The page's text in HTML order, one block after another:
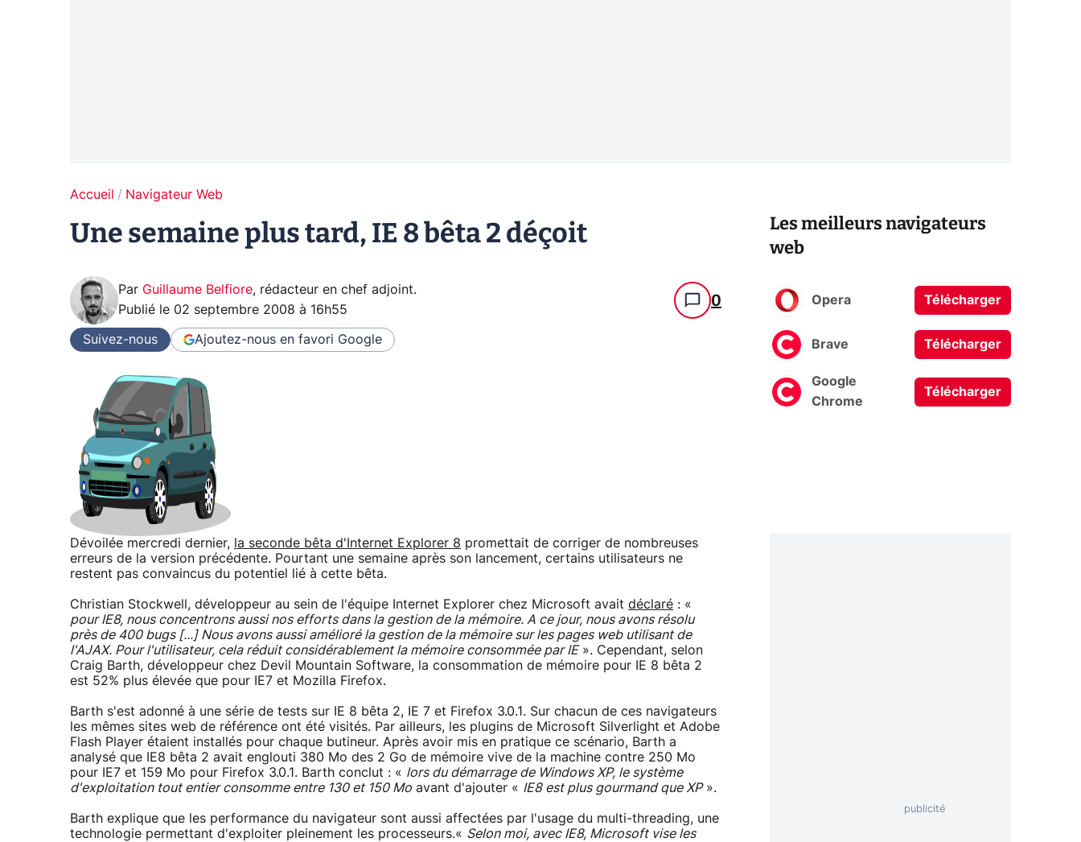
Accueil Navigateur Web
Une semaine plus tard, IE 8 bêta 2 déçoit
Par Guillaume Belfiore, rédacteur en chef adjoint.
Publié le 02 septembre 2008 à 16h55 0
Suivez-nous Ajoutez-nous en favori Google
Dévoilée mercredi dernier, la seconde bêta d'Internet Explorer 8 promettait de corriger de nombreuses
erreurs de la version précédente. Pourtant une semaine après son lancement, certains utilisateurs ne
restent pas convaincus du potentiel lié à cette bêta.
Christian Stockwell, développeur au sein de l'équipe Internet Explorer chez Microsoft avait déclaré : «
pour IE8, nous concentrons aussi nos efforts dans la gestion de la mémoire. A ce jour, nous avons résolu
près de 400 bugs [...] Nous avons aussi amélioré la gestion de la mémoire sur les pages web utilisant de
l'AJAX. Pour l'utilisateur, cela réduit considérablement la mémoire consommée par IE». Cependant, selon
Craig Barth, développeur chez Devil Mountain Software, la consommation de mémoire pour IE 8 bêta 2
est 52% plus élevée que pour IE7 et Mozilla Firefox.
Barth s'est adonné à une série de tests sur IE 8 bêta 2, IE 7 et Firefox 3.0.1. Sur chacun de ces navigateurs
les mêmes sites web de référence ont été visités. Par ailleurs, les plugins de Microsoft Silverlight et Adobe
Flash Player étaient installés pour chaque butineur. Après avoir mis en pratique ce scénario, Barth a
analysé que IE8 bêta 2 avait englouti 380 Mo des 2 Go de mémoire vive de la machine contre 250 Mo
pour IE7 et 159 Mo pour Firefox 3.0.1. Barth conclut : « lors du démarrage de Windows XP, le système
d'exploitation tout entier consomme entre 130 et 150 Mo avant d'ajouter « IE8 est plus gourmand que XP».
Barth explique que les performance du navigateur sont aussi affectées par l'usage du multi-threading, une
technologie permettant d'exploiter pleinement les processeurs.« Selon moi, avec IE8, Microsoft vise les
Les meilleurs navigateurs
web
Opera Télécharger
Brave Télécharger
Google
Chrome
Télécharger